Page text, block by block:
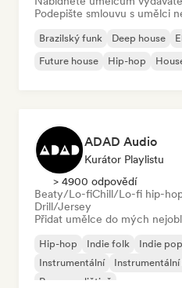
Podepište smlouvu s umělci
Brazilský funk Deep house
Future house
Hip-hop
ADAD Audio
Kurátor Playlistu
> 4900 odpovědí
Beaty/Lo-fiChill/Lo-fi hip-
Drill/Jersey
Přidat umělce do mých
Hip-hop Indie folk Indie pop
Instrumentální
Rap v angličtině